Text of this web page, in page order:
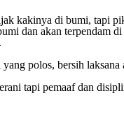
kakinya di bumi, tapi
dan akan terpendam
polos, bersih
tapi pemaaf dan